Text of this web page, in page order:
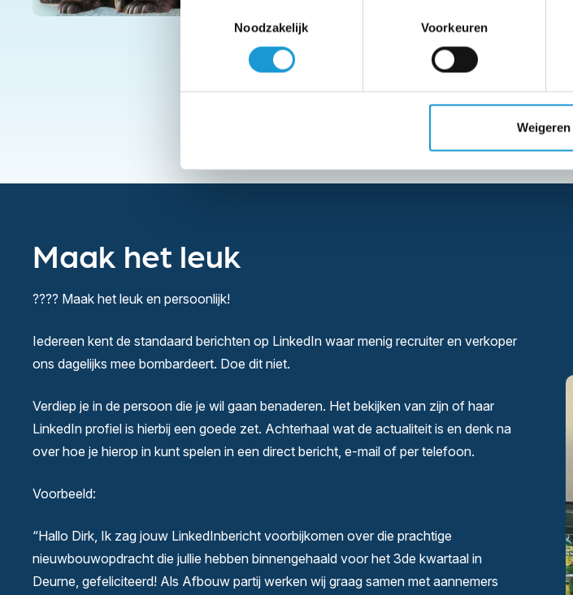
Toestemmingsselectie
Noodzakelijk
Voorkeuren
Weigeren
Maak het leuk
???? Maak het leuk en persoonlijk!
Iedereen kent de standaard berichten op LinkedIn waar menig recruiter en verkoper
ons dagelijks mee bombardeert. Doe dit niet.
Verdiep je in de persoon die je wil gaan benaderen. Het bekijken van zijn of haar
LinkedIn profiel is hierbij een goede zet. Achterhaal wat de actualiteit is en denk na
over hoe je hierop in kunt spelen in een direct bericht, e-mail of per telefoon.
Voorbeeld:
“Hallo Dirk, Ik zag jouw LinkedInbericht voorbijkomen over die prachtige
nieuwbouwopdracht die jullie hebben binnengehaald voor het 3de kwartaal in
Deurne, gefeliciteerd! Als Afbouw partij werken wij graag samen met aannemers